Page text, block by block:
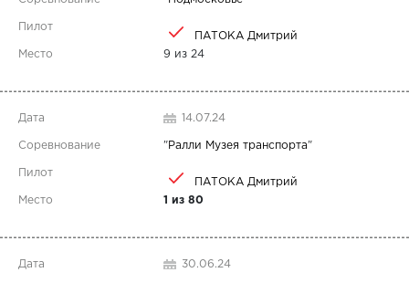
ПАТОКА Дмитрий
9 из 24
14.07.24
"Ралли Музея транспорта"
ПАТОКА Дмитрий
1 из 80
30.06.24